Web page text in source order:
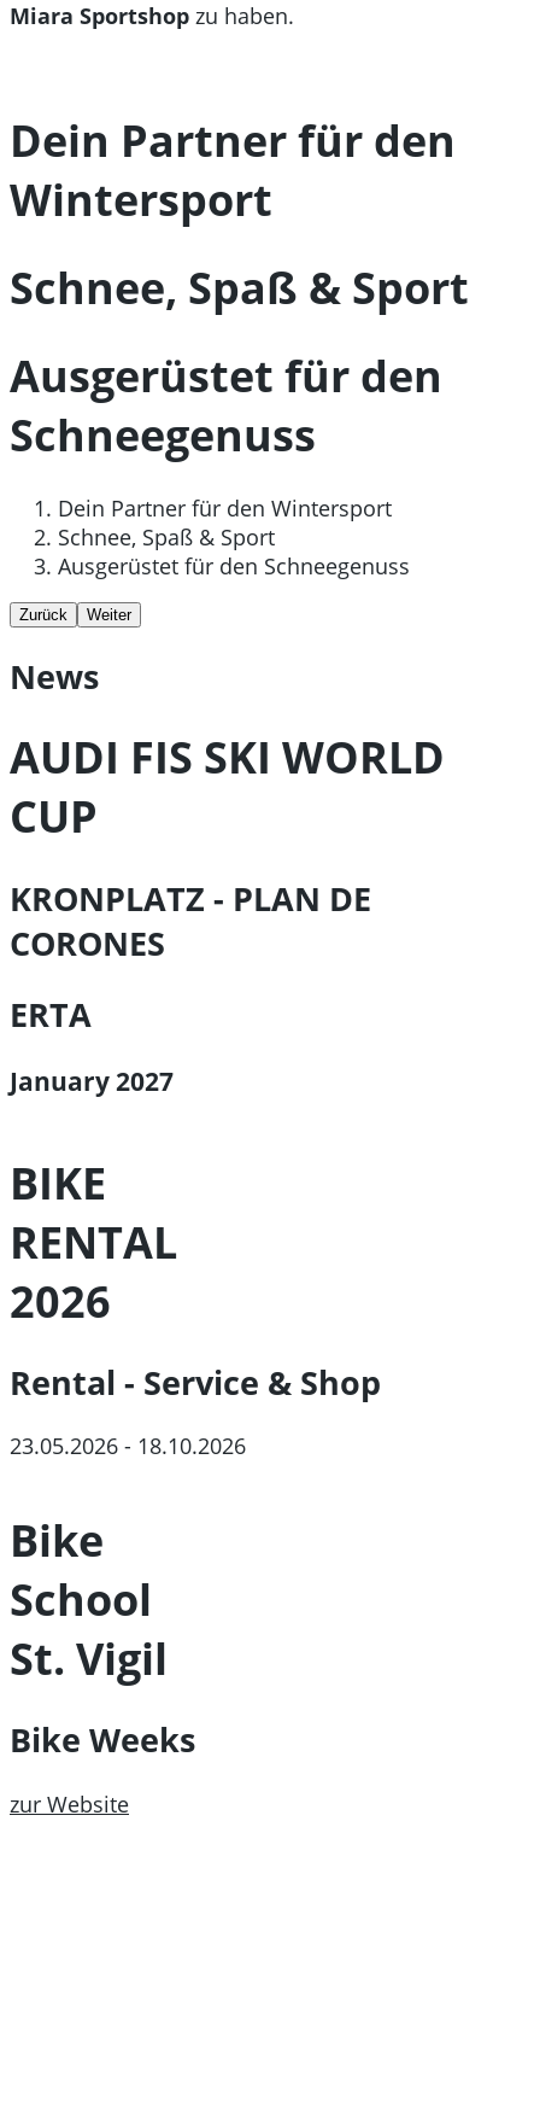
Miara Sportshop zu haben.
Dein Partner für den
Wintersport
Schnee, Spaß & Sport
Ausgerüstet für den
Schneegenuss
Dein Partner für den Wintersport
Schnee, Spaß & Sport
Ausgerüstet für den Schneegenuss
Zurück Weiter
News
AUDI FIS SKI WORLD
CUP
KRONPLATZ - PLAN DE
CORONES
ERTA
January 2027
BIKE
RENTAL
2026
Rental - Service & Shop
23.05.2026 - 18.10.2026
Bike
School
St. Vigil
Bike Weeks
zur Website